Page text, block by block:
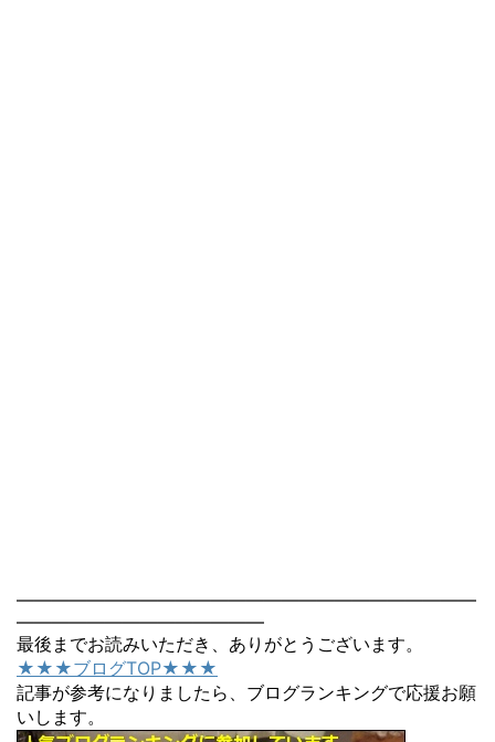
――――――――――――――――――――――――――
――――――――――――――
最後までお読みいただき、ありがとうございます。
★★★ブログTOP★★★
記事が参考になりましたら、ブログランキングで応援お願
いします。